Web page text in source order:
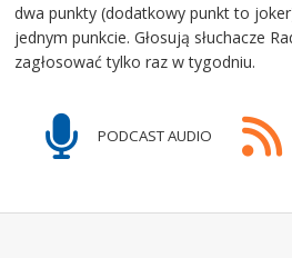
dwa punkty (dodatkowy punkt to
jednym punkcie. Głosują słuchacze
zagłosować tylko raz w tygodniu.
PODCAST AUDIO